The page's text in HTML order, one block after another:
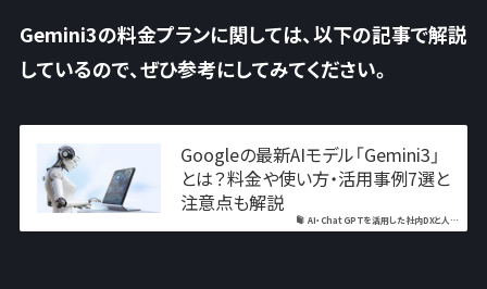
Gemini3の料金プランに関しては、以下の記事で解説
しているので、ぜひ参考にしてみてください。
AI・ChatGPTを活用した社内DXと人…
Googleの最新AIモデル「Gemini3」
とは？料金や使い方・活用事例7選と
注意点も解説